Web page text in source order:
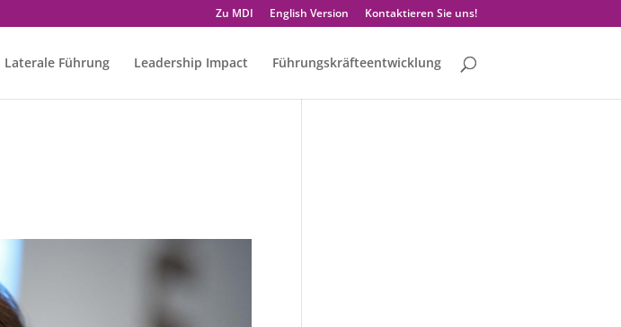
Zu MDI English Version Kontaktieren Sie uns!
Laterale Führung Leadership Impact Führungskräfteentwicklung